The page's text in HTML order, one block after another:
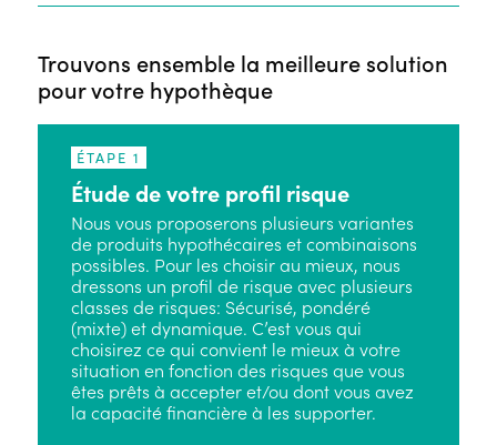
Trouvons ensemble la meilleure solution
pour votre hypothèque
ÉTAPE 1
Étude de votre profil risque
Nous vous proposerons plusieurs variantes
de produits hypothécaires et combinaisons
possibles. Pour les choisir au mieux, nous
dressons un profil de risque avec plusieurs
classes de risques: Sécurisé, pondéré
(mixte) et dynamique. C’est vous qui
choisirez ce qui convient le mieux à votre
situation en fonction des risques que vous
êtes prêts à accepter et/ou dont vous avez
la capacité financière à les supporter.